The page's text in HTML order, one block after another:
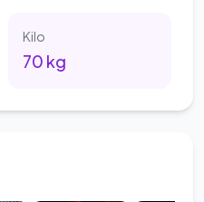
Kilo
70 kg